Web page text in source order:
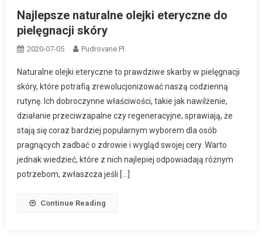
Najlepsze naturalne olejki eteryczne do
pielęgnacji skóry
2020-07-05 Pudrovane.pl
Naturalne olejki eteryczne to prawdziwe skarby w pielęgnacji
skóry, które potrafią zrewolucjonizować naszą codzienną
rutynę. Ich dobroczynne właściwości, takie jak nawilżenie,
działanie przeciwzapalne czy regeneracyjne, sprawiają, że
stają się coraz bardziej popularnym wyborem dla osób
pragnących zadbać o zdrowie i wygląd swojej cery. Warto
jednak wiedzieć, które z nich najlepiej odpowiadają różnym
potrzebom, zwłaszcza jeśli […]
Continue Reading